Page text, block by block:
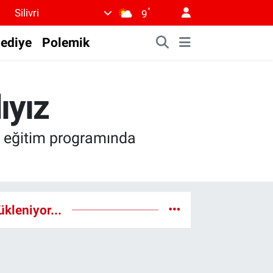
Silivri 9°
Polemik
programında